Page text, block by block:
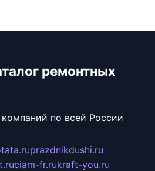
ремонтных
по всей России
prazdnikdushi.ru
ciam-fr.rukraft-you.ru